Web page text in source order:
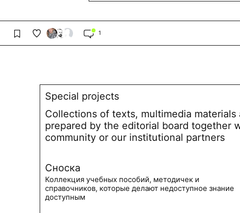
1
Special projects
Collections of texts, multimedia materials
prepared by the editorial board together
community or our institutional partners
Сноска
Коллекция учебных пособий, методичек и
справочников, которые делают недоступное знание
доступным